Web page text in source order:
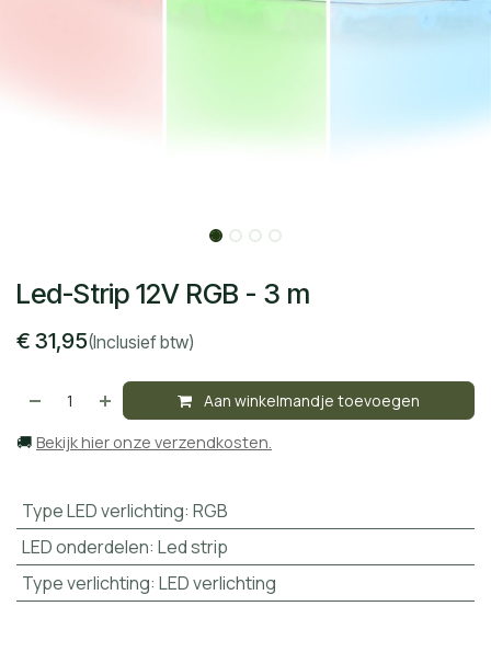
Led-Strip 12V RGB - 3 m
€ 31,95(Inclusief btw)
Aan winkelmandje toevoegen
🚚 Bekijk hier onze verzendkosten.
Type LED verlichting: RGB
LED onderdelen: Led strip
Type verlichting: LED verlichting